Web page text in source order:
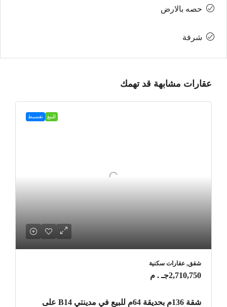
حصه بالارض
شرفة
عقارات مشابهة قد تهمك
للبيع تقسيط
شقق, عقارات سكنية
2,710,750جـ . م
شقة 136م بحديقة 64م للبيع في مدينتي B14 على